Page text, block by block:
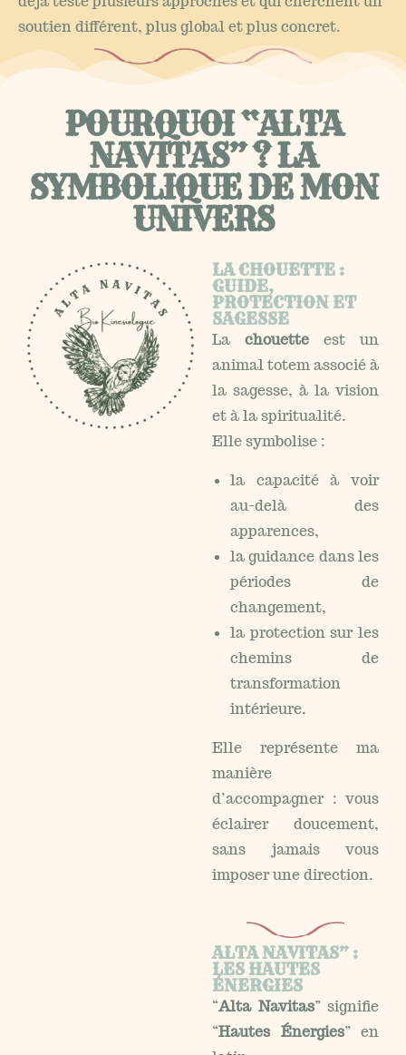
soutien différent, plus global et plus concret.
POURQUOI “ALTA
NAVITAS” ? LA
SYMBOLIQUE DE MON
UNIVERS
LA CHOUETTE :
GUIDE,
PROTECTION ET
SAGESSE
La chouette est un
animal totem associé à
la sagesse, à la vision
et à la spiritualité.
Elle symbolise :
la capacité à voir
au-delà des
apparences,
la guidance dans les
périodes de
changement,
la protection sur les
chemins de
transformation
intérieure.
Elle représente ma
manière
d’accompagner : vous
éclairer doucement,
sans jamais vous
imposer une direction.
ALTA NAVITAS” :
LES HAUTES
ÉNERGIES
“Alta Navitas” signifie
“Hautes Énergies” en